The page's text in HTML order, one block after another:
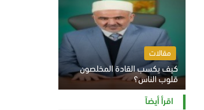
مقالات
كيف يكسب القادة المخلصون
قلوب الناس؟
الثلاثاء 4 أغسطس 2026 12:27 م
اقرأ أيضاً